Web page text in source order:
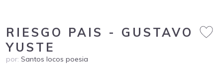
RIESGO PAIS - GUSTAVO
YUSTE
por: Santos locos poesia